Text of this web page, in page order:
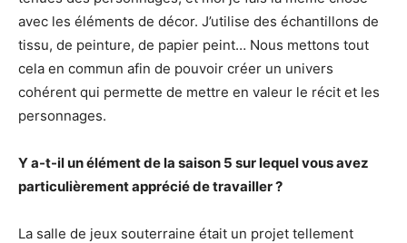
avec les éléments de décor. J’utilise des échantillons de
tissu, de peinture, de papier peint… Nous mettons tout
cela en commun afin de pouvoir créer un univers
cohérent qui permette de mettre en valeur le récit et les
personnages.
Y a-t-il un élément de la saison 5 sur lequel vous avez
particulièrement apprécié de travailler ?
La salle de jeux souterraine était un projet tellement